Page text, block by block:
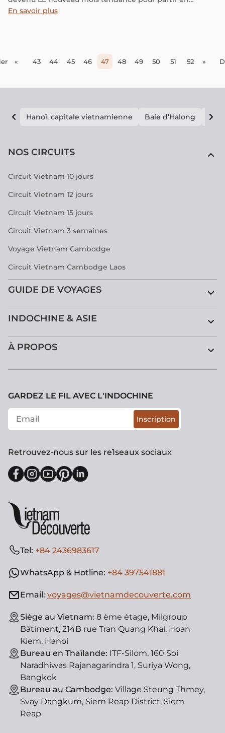
vacances en famille ou entre amis et profiter de
En savoir plus
« 43 44 45 46 47 48 49 50 51 52 »
Hanoï, capitale vietnamienne Baie d’Halong E
NOS CIRCUITS
Circuit Vietnam 10 jours
Circuit Vietnam 12 jours
Circuit Vietnam 15 jours
Circuit Vietnam 3 semaines
Voyage Vietnam Cambodge
Circuit Vietnam Cambodge Laos
GUIDE DE VOYAGES
INDOCHINE & ASIE
À PROPOS
Tel: +84 2436983617
WhatsApp & Hotline: +84 397541881
Email: voyages@vietnamdecouverte.com
Siège au Vietnam: 8 ème étage, Milgroup
Bâtiment, 214B rue Tran Quang Khai, Hoan
Kiem, Hanoi
Bureau en Thaïlande: ITF-Silom, 160 Soi
Naradhiwas Rajanagarindra 1, Suriya Wong,
Bangkok
Bureau au Cambodge: Village Steung Thmey,
Svay Dangkum, Siem Reap District, Siem
Reap
GARDEZ LE FIL AVEC L'INDOCHINE
Inscription
Retrouvez-nous sur les re1seaux sociaux